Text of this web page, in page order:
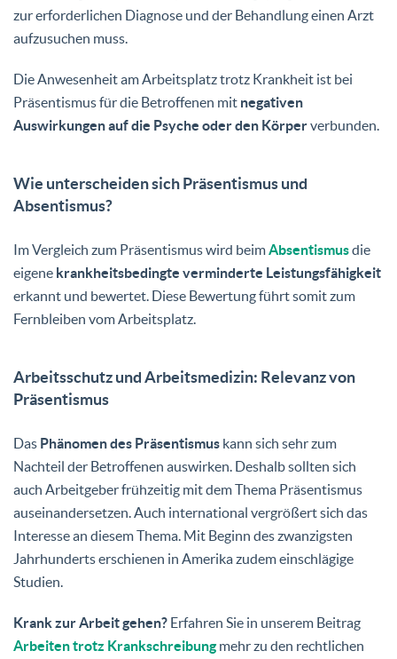
zur erforderlichen Diagnose und der Behandlung einen Arzt
aufzusuchen muss.
Die Anwesenheit am Arbeitsplatz trotz Krankheit ist bei
Präsentismus für die Betroffenen mit negativen
Auswirkungen auf die Psyche oder den Körperverbunden.
Wie unterscheiden sich Präsentismus und
Absentismus?
Im Vergleich zum Präsentismus wird beimAbsentismusdie
eigene krankheitsbedingte verminderte Leistungsfähigkeit
erkannt und bewertet. Diese Bewertung führt somit zum
Fernbleiben vom Arbeitsplatz.
Arbeitsschutz und Arbeitsmedizin: Relevanz von
Präsentismus
Das Phänomen des Präsentismus kann sich sehr zum
Nachteil der Betroffenen auswirken. Deshalb sollten sich
auch Arbeitgeber frühzeitig mit dem Thema Präsentismus
auseinandersetzen. Auch international vergrößert sich das
Interesse an diesem Thema. Mit Beginn des zwanzigsten
Jahrhunderts erschienen in Amerika zudem einschlägige
Studien.
Krank zur Arbeit gehen? Erfahren Sie in unserem Beitrag
Arbeiten trotz Krankschreibungmehr zu den rechtlichen